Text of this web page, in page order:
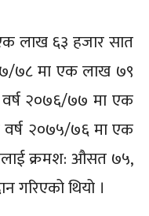
लाख ६३ हजार सात
७८ मा एक लाख ७९
२०७६/७७ मा एक
२०७५/७६ मा एक
क्रमश: औसत ७५,
गरिएको थियो ।